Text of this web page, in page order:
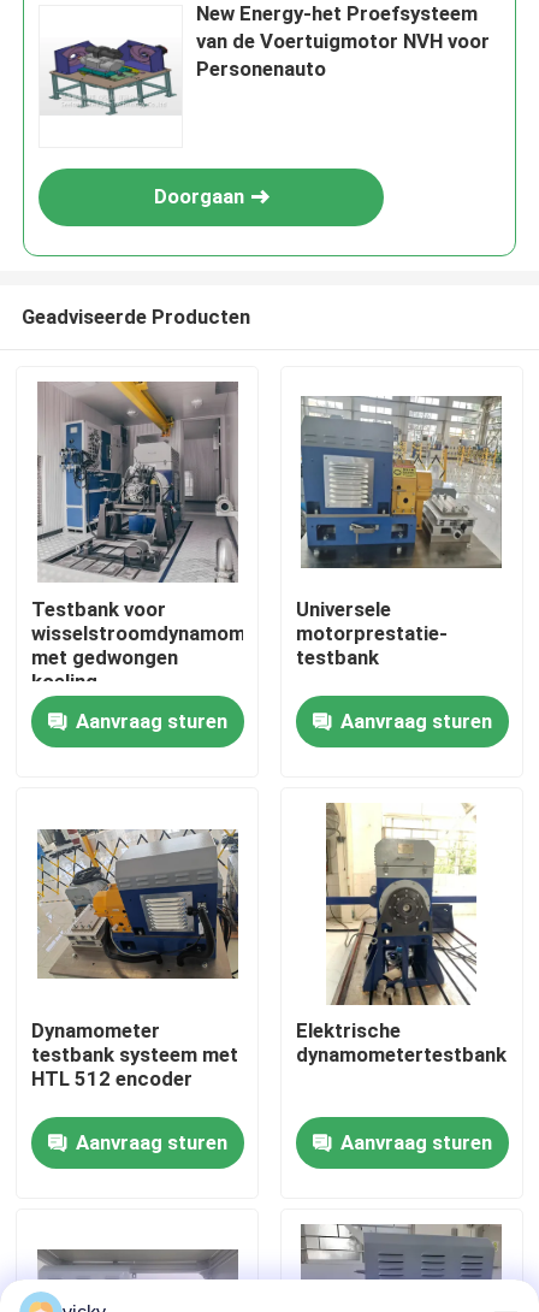
Thuis
Producten
Fabriekstour
Kwaliteitscontrole
Nieuws
Gevallen
Hoge snelheidsdynamometer
New Energy-het Proefsysteem
van de Voertuigmotor NVH voor
Personenauto
Doorgaan
Geadviseerde Producten
Testbank voor
wisselstroomdynamometer
met gedwongen
koeling
Aanvraag sturen
Universele
motorprestatie-
testbank
Aanvraag sturen
Dynamometer
testbank systeem met
HTL 512 encoder
Aanvraag sturen
Elektrische
dynamometertestbank
Aanvraag sturen